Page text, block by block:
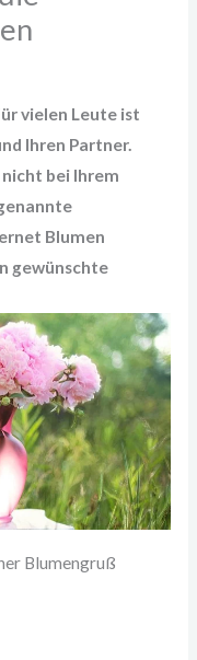
vielen Leute ist
Ihren Partner.
bei Ihrem
Blumen
gewünschte
Blumengruß